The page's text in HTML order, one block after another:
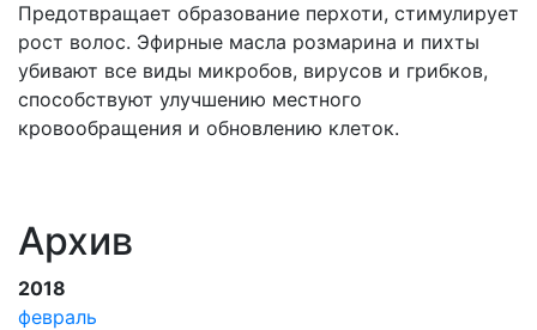
Предотвращает образование перхоти, стимулирует
рост волос. Эфирные масла розмарина и пихты
убивают все виды микробов, вирусов и грибков,
способствуют улучшению местного
кровообращения и обновлению клеток.
Архив
2018
февраль